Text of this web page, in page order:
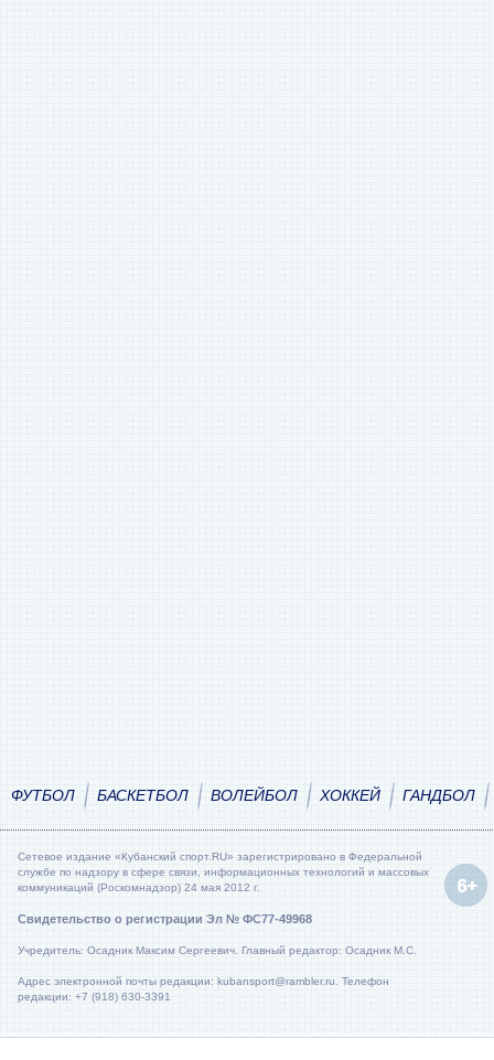
ФУТБОЛ БАСКЕТБОЛ ВОЛЕЙБОЛ ХОККЕЙ ГАНДБОЛ
Сетевое издание «Кубанский спорт.RU» зарегистрировано в Федеральной
службе по надзору в сфере связи, информационных технологий и массовых
коммуникаций (Роскомнадзор) 24 мая 2012 г.
Свидетельство о регистрации Эл № ФС77-49968
Учредитель: Осадник Максим Сергеевич. Главный редактор: Осадник М.С.
Адрес электронной почты редакции: kubansport@rambler.ru. Телефон
редакции: +7 (918) 630-3391